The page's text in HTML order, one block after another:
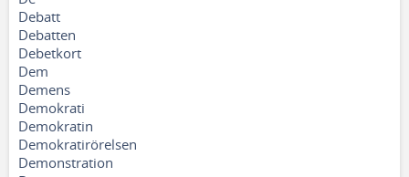
Debatt
Debatten
Debetkort
Dem
Demens
Demokrati
Demokratin
Demokratirörelsen
Demonstration